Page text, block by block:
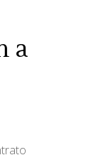
a